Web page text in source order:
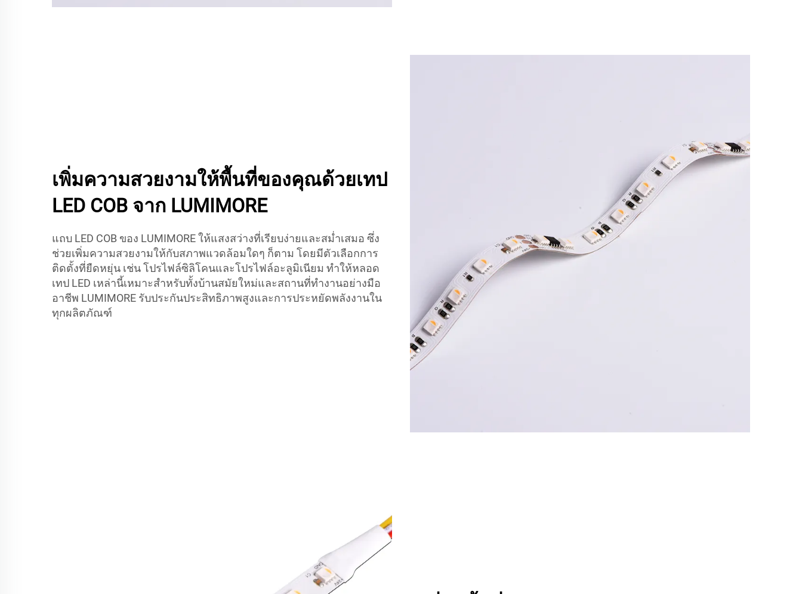
เพิ่มความสวยงามให้พื้นที่ของคุณด้วยเทป
LED COB จาก LUMIMORE
แถบ LED COB ของ LUMIMORE ให้แสงสว่างที่เรียบง่ายและสม่ำเสมอ ซึ่ง
ช่วยเพิ่มความสวยงามให้กับสภาพแวดล้อมใดๆ ก็ตาม โดยมีตัวเลือกการ
ติดตั้งที่ยืดหยุ่น เช่น โปรไฟล์ซิลิโคนและโปรไฟล์อะลูมิเนียม ทำให้หลอด
เทป LED เหล่านี้เหมาะสำหรับทั้งบ้านสมัยใหม่และสถานที่ทำงานอย่างมือ
อาชีพ LUMIMORE รับประกันประสิทธิภาพสูงและการประหยัดพลังงานใน
ทุกผลิตภัณฑ์